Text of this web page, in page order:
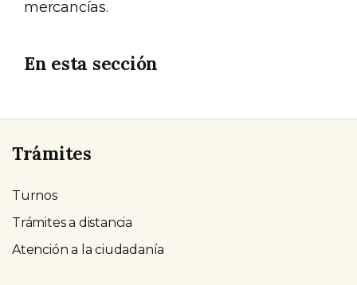
mercancías.
En esta sección
Trámites
Turnos
Trámites a distancia
Atención a la ciudadanía